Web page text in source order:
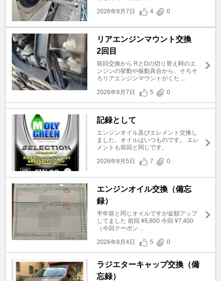
2026年8月7日
4 0
リアエンジンマウント交換
2回目
前回交換から RとDの切り替え時のエ
ンジンの挙動や振動具合から、そろそ
ろリアエンジンマウントがくた ...
2026年8月7日
5 0
記録として
エンジンオイル及びエレメント交換し
ました。オイルはいつものです。 エレ
メントも前回と同じです。
2026年8月5日
7 0
エンジンオイル交換（備忘
録）
半年前と同じオイルですが金額アップ
してました 前回 ¥6,800 今回 ¥7,400
（今回クーポン ...
2026年8月4日
5 0
ラジエターキャップ交換（備
忘録）